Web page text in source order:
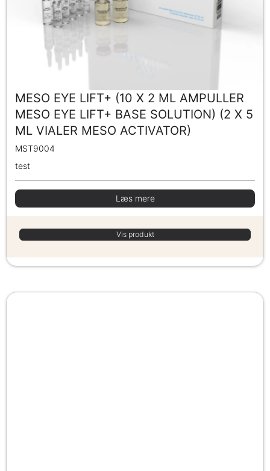
MESO EYE LIFT+ (10 X 2 ML AMPULLER
MESO EYE LIFT+ BASE SOLUTION) (2 X 5
ML VIALER MESO ACTIVATOR)
MST9004
test
Læs mere
Vis produkt